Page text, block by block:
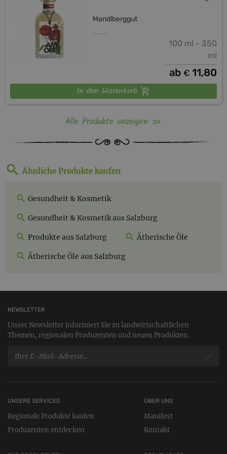
Mandlberggut
100 ml - 350
ml
ab € 11,80
In den Warenkorb
Alle Produkte anzeigen
Ähnliche Produkte kaufen
Gesundheit & Kosmetik
Gesundheit & Kosmetik aus Salzburg
Produkte aus Salzburg Ätherische Öle
Ätherische Öle aus Salzburg
NEWSLETTER
Unser Newsletter informiert Sie zu landwirtschaftlichen
Themen, regionalen Produzenten und neuen Produkten.
UNSERE SERVICES
Regionale Produkte kaufen
Produzenten entdecken
ÜBER UNS
Manifest
Kontakt